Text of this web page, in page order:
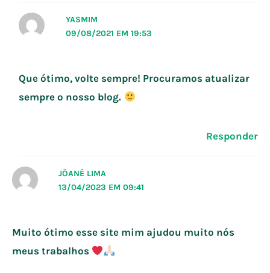
YASMIM
09/08/2021 EM 19:53
Que ótimo, volte sempre! Procuramos atualizar
sempre o nosso blog.
Responder
JÖANĖ LIMA
13/04/2023 EM 09:41
Muito ótimo esse site mim ajudou muito nós
meus trabalhos